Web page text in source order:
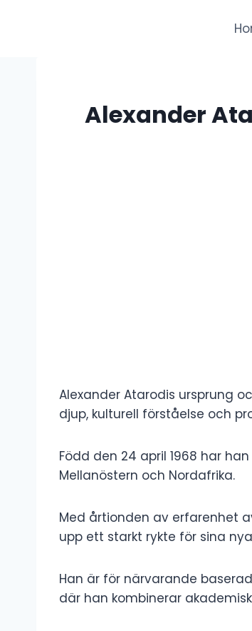
Alexander
Alexander Atarodis ursprung
djup, kulturell förståelse och
Född den 24 april 1968 har
Mellanöstern och Nordafrika.
Med årtionden av erfarenhet
upp ett starkt rykte för sina
Han är för närvarande
där han kombinerar